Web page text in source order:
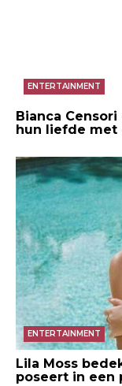
ENTERTAINMENT
Bianca
hun liefde met
ENTERTAINMENT
Lila Moss
poseert in een